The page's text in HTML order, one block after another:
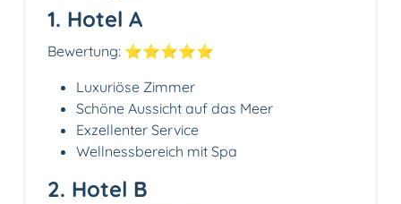
1. Hotel A
Bewertung: ⭐⭐⭐⭐⭐
Luxuriöse Zimmer
Schöne Aussicht auf das Meer
Exzellenter Service
Wellnessbereich mit Spa
2. Hotel B